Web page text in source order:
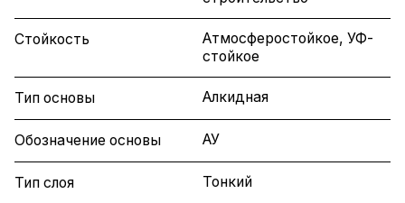
Стойкость
Атмосферостойкое, УФ-
стойкое
Тип основы Алкидная
Обозначение основы АУ
Тип слоя Тонкий